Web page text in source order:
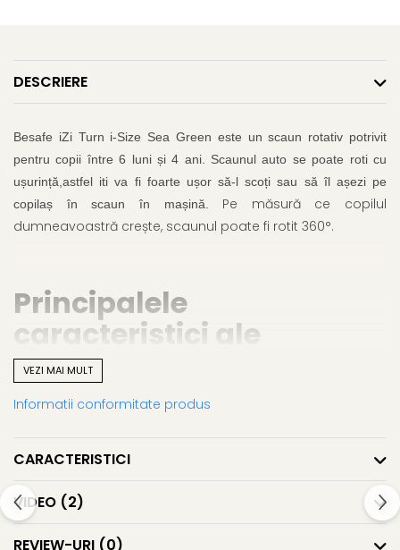
DESCRIERE
Besafe iZi Turn i-Size Sea Green este un scaun rotativ potrivit
pentru copii între 6 luni și 4 ani. Scaunul auto se poate roti cu
ușurință,astfel iti va fi foarte ușor să-l scoți sau să îl așezi pe
copilaș în scaun în mașină. Pe măsură ce copilul
dumneavoastră crește, scaunul poate fi rotit 360°.
Principalele
caracteristici ale
scaunului auto Besafe iZi
Turn i-Size
Rotire 360 °-
scaunul auto poate fi rotit foarte ușor
către tine pentru a-l aseza si asigura pe micutul tau.
VEZI MAI MULT
Informatii conformitate produs
CARACTERISTICI
VIDEO (2)
REVIEW-URI (0)